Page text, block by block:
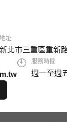
地址
新北市三重區重新
🕙 服務時間
週一至週